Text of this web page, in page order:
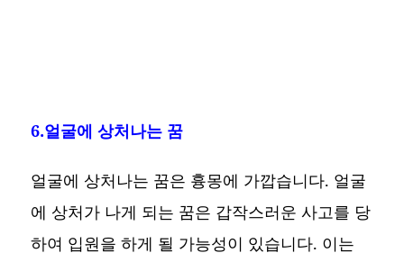
6.얼굴에 상처나는 꿈
얼굴에 상처나는 꿈은 흉몽에 가깝습니다. 얼굴
에 상처가 나게 되는 꿈은 갑작스러운 사고를 당
하여 입원을 하게 될 가능성이 있습니다. 이는